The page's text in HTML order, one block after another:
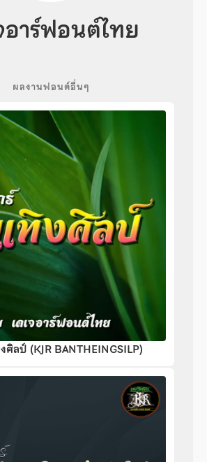
อาร์ฟอนต์ไทย
ผลงานฟอนต์อื่นๆ
ศิลป์ (KJR BANTHEINGSILP)